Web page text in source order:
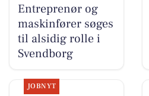
Entreprenør og
maskinfører søges
til alsidig rolle i
Svendborg
JOBNYT